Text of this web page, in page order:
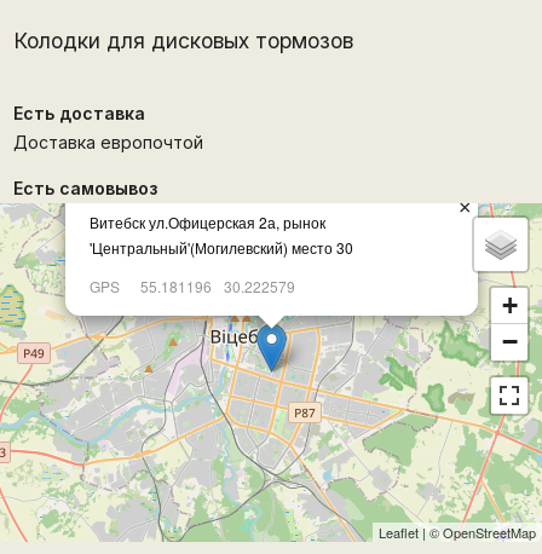
Колодки для дисковых тормозов
Есть доставка
Доставка европочтой
Есть самовывоз
Витебск ул.Офицерская 2а, рынок
'Центральный'(Могилевский) место 30
GPS
55.181196 30.222579
×
+
−
Leaflet | ©OpenStreetMap